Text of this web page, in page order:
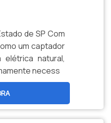
de SP Com
um captador
natural,
necess